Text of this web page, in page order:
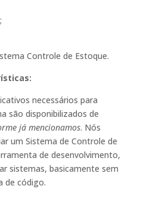
Controle de Estoque.
necessários para
são disponibilizados de
já mencionamos. Nós
um Sistema de Controle de
de desenvolvimento,
sistemas, basicamente sem
de código.